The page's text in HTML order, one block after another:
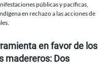
públicas y pacíficas,
en rechazo a las acciones de
en favor de los
madereros: Dos